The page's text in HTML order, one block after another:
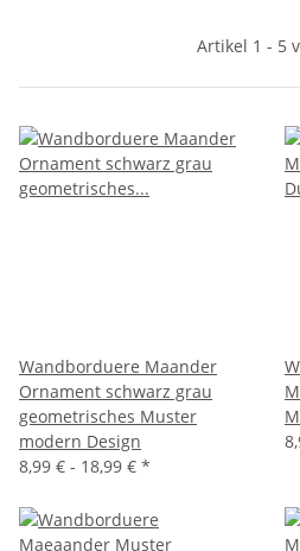
Artikel 1 - 5
Wandborduere Maander
Ornament schwarz grau
geometrisches Muster
modern Design
8,99 € - 18,99 € *